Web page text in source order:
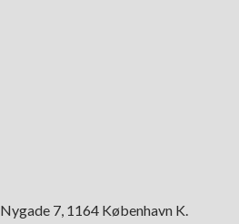
Nygade 7, 1164 København K.